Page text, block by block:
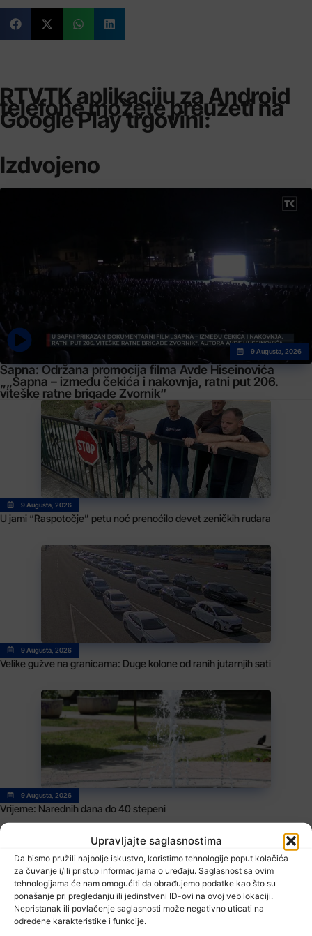
Upravljajte saglasnostima
Da bismo pružili najbolje iskustvo, koristimo tehnologije poput kolačića
za čuvanje i/ili pristup informacijama o uređaju. Saglasnost sa ovim
tehnologijama će nam omogućiti da obrađujemo podatke kao što su
ponašanje pri pregledanju ili jedinstveni ID-ovi na ovoj veb lokaciji.
Nepristanak ili povlačenje saglasnosti može negativno uticati na
određene karakteristike i funkcije.
RTVTK aplikaciju za Android
telefone možete preuzeti na
Google Play trgovini:
Izdvojeno
9 Augusta, 2026
Sapna: Održana promocija filma Avde Hiseinovića
„„Sapna – između čekića i nakovnja, ratni put 206.
viteške ratne brigade Zvornik“
9 Augusta, 2026
U jami “Raspotočje” petu noć prenoćilo devet zeničkih rudara
9 Augusta, 2026
Velike gužve na granicama: Duge kolone od ranih jutarnjih sati
9 Augusta, 2026
Vrijeme: Narednih dana do 40 stepeni